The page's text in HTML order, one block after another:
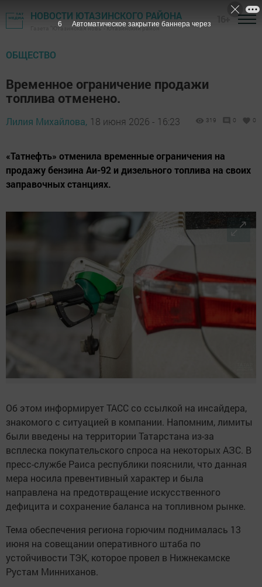
НОВОСТИ ЮТАЗИНСКОГО РАЙОНА
Газета "Ютазинская новь" - Ютазинский район
ОБЩЕСТВО
Временное ограничение продажи
топлива отменено.
Лилия Михайлова, 18 июня 2026 - 16:23 319 0 0
«Татнефть» отменила временные ограничения на
продажу бензина Аи-92 и дизельного топлива на своих
заправочных станциях.
Об этом информирует ТАСС со ссылкой на инсайдера,
знакомого с ситуацией в компании. Напомним, лимиты
были введены на территории Татарстана из-за
всплеска покупательского спроса на некоторых АЗС. В
пресс-службе Раиса республики пояснили, что данная
мера носила превентивный характер и была
направлена на предотвращение искусственного
дефицита и сохранение баланса на топливном рынке.
Тема обеспечения региона горючим поднималась 13
июня на совещании оперативного штаба по
устойчивости ТЭК, которое провел в Нижнекамске
Рустам Минниханов.
4 Автоматическое закрытие баннера через